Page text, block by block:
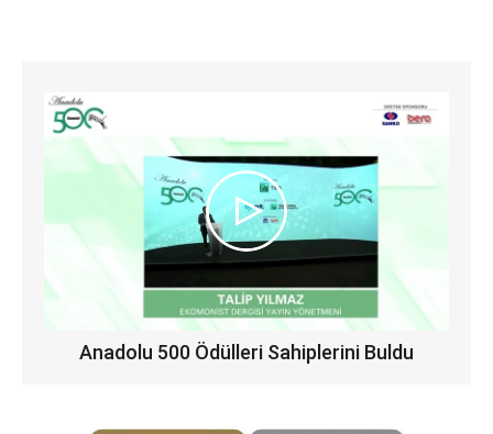
Anadolu 500 Ödülleri Sahiplerini Buldu